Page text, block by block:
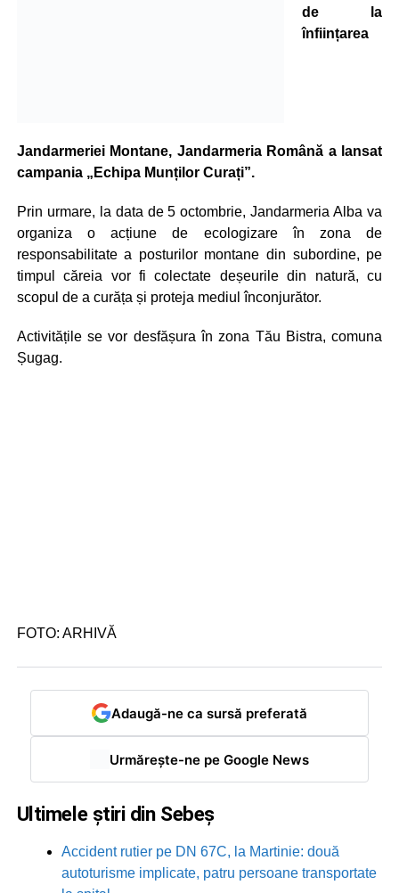
de la
înființarea
Jandarmeriei Montane, Jandarmeria Română a lansat
campania „Echipa Munților Curați”.
Prin urmare, la data de 5 octombrie, Jandarmeria Alba va
organiza o acțiune de ecologizare în zona de
responsabilitate a posturilor montane din subordine, pe
timpul căreia vor fi colectate deșeurile din natură, cu
scopul de a curăța și proteja mediul înconjurător.
Activitățile se vor desfășura în zona Tău Bistra, comuna
Șugag.
FOTO: ARHIVĂ
Adaugă-ne ca sursă preferată
Urmărește-ne pe Google News
Ultimele știri din Sebeș
Accident rutier pe DN 67C, la Martinie: două
autoturisme implicate, patru persoane transportate